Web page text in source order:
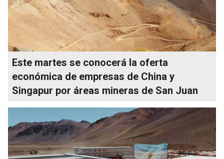
Este martes se conocerá la oferta
económica de empresas de China y
Singapur por áreas mineras de San Juan